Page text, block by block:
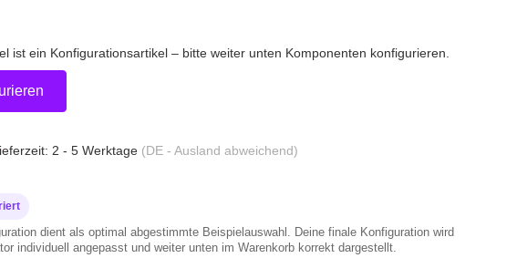
ist ein Konfigurationsartikel – bitte weiter unten Komponenten konfigurieren.
2 - 5 Werktage (DE - Ausland abweichend)
dient als optimal abgestimmte Beispielauswahl. Deine finale Konfiguration wird
individuell angepasst und weiter unten im Warenkorb korrekt dargestellt.